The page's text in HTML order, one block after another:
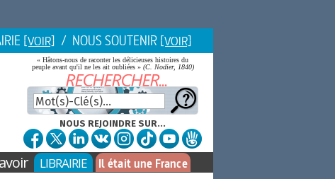
[VOIR] / NOUS SOUTENIR [VOIR]
« Hâtons-nous de raconter les délicieuses histoires du
peuple avant qu'il ne les ait oubliées » (C. Nodier, 1840)
NOUS REJOINDRE SUR...
LIBRAIRIE Il était une France